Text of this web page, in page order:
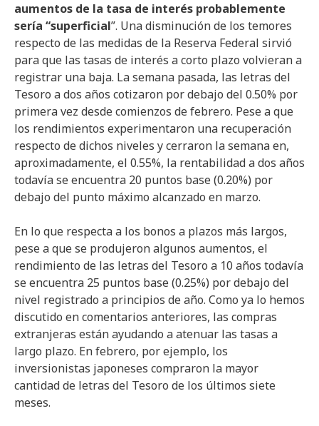
aumentos de la tasa de interés probablemente
sería “superficial”. Una disminución de los temores
respecto de las medidas de la Reserva Federal sirvió
para que las tasas de interés a corto plazo volvieran a
registrar una baja. La semana pasada, las letras del
Tesoro a dos años cotizaron por debajo del 0.50% por
primera vez desde comienzos de febrero. Pese a que
los rendimientos experimentaron una recuperación
respecto de dichos niveles y cerraron la semana en,
aproximadamente, el 0.55%, la rentabilidad a dos años
todavía se encuentra 20 puntos base (0.20%) por
debajo del punto máximo alcanzado en marzo.
En lo que respecta a los bonos a plazos más largos,
pese a que se produjeron algunos aumentos, el
rendimiento de las letras del Tesoro a 10 años todavía
se encuentra 25 puntos base (0.25%) por debajo del
nivel registrado a principios de año. Como ya lo hemos
discutido en comentarios anteriores, las compras
extranjeras están ayudando a atenuar las tasas a
largo plazo. En febrero, por ejemplo, los
inversionistas japoneses compraron la mayor
cantidad de letras del Tesoro de los últimos siete
meses.